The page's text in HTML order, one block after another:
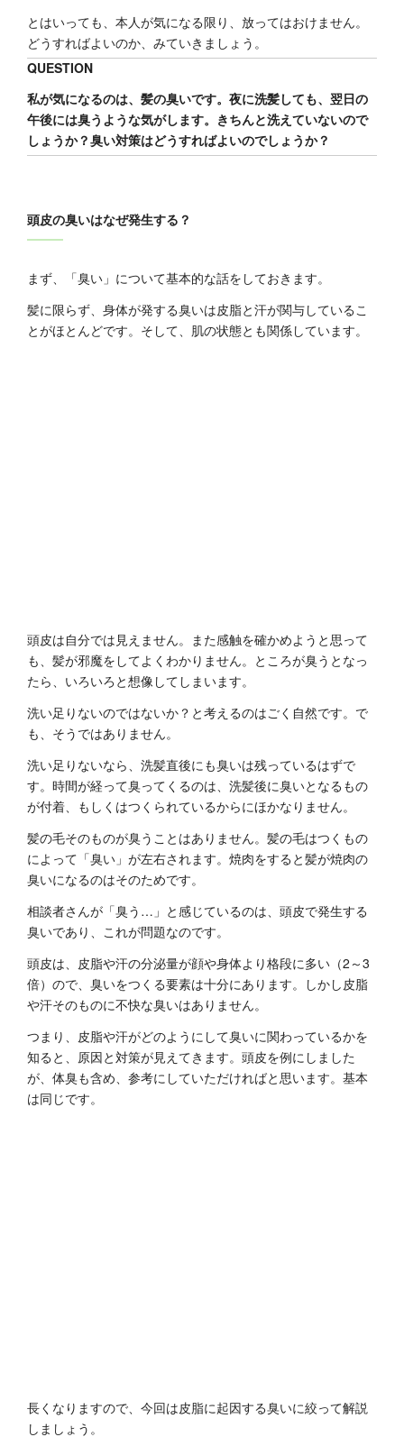
とはいっても、本人が気になる限り、放ってはおけません。
どうすればよいのか、みていきましょう。
QUESTION
私が気になるのは、髪の臭いです。夜に洗髪しても、翌日の
午後には臭うような気がします。きちんと洗えていないので
しょうか？臭い対策はどうすればよいのでしょうか？
頭皮の臭いはなぜ発生する？
まず、「臭い」について基本的な話をしておきます。
髪に限らず、身体が発する臭いは皮脂と汗が関与しているこ
とがほとんどです。そして、肌の状態とも関係しています。
頭皮は自分では見えません。また感触を確かめようと思って
も、髪が邪魔をしてよくわかりません。ところが臭うとなっ
たら、いろいろと想像してしまいます。
洗い足りないのではないか？と考えるのはごく自然です。で
も、そうではありません。
洗い足りないなら、洗髪直後にも臭いは残っているはずで
す。時間が経って臭ってくるのは、洗髪後に臭いとなるもの
が付着、もしくはつくられているからにほかなりません。
髪の毛そのものが臭うことはありません。髪の毛はつくもの
によって「臭い」が左右されます。焼肉をすると髪が焼肉の
臭いになるのはそのためです。
相談者さんが「臭う…」と感じているのは、頭皮で発生する
臭いであり、これが問題なのです。
頭皮は、皮脂や汗の分泌量が顔や身体より格段に多い（2～3
倍）ので、臭いをつくる要素は十分にあります。しかし皮脂
や汗そのものに不快な臭いはありません。
つまり、皮脂や汗がどのようにして臭いに関わっているかを
知ると、原因と対策が見えてきます。頭皮を例にしました
が、体臭も含め、参考にしていただければと思います。基本
は同じです。
長くなりますので、今回は皮脂に起因する臭いに絞って解説
しましょう。